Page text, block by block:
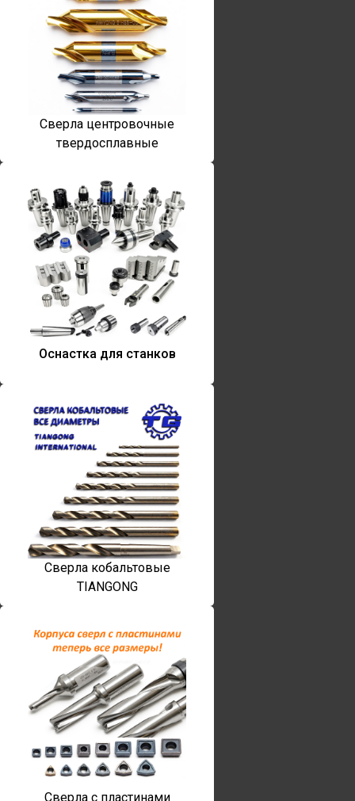
Сверла центровочные
твердосплавные
Оснастка для станков
Сверла кобальтовые
TIANGONG
Сверла с пластинами